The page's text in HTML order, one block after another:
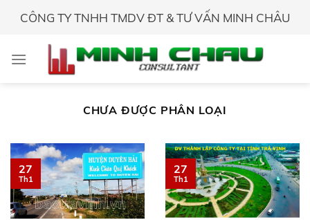
CÔNG TY TNHH TMDV ĐT & TƯ VẤN MINH CHÂU
CHƯA ĐƯỢC PHÂN LOẠI
27
Th1
27
Th1